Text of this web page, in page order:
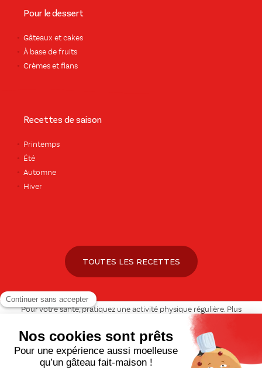
Pour le dessert
Gâteaux et cakes
À base de fruits
Crèmes et flans
Recettes de saison
Printemps
Été
Automne
Hiver
TOUTES LES RECETTES
Pour votre santé, pratiquez une activité physique régulière. Plus